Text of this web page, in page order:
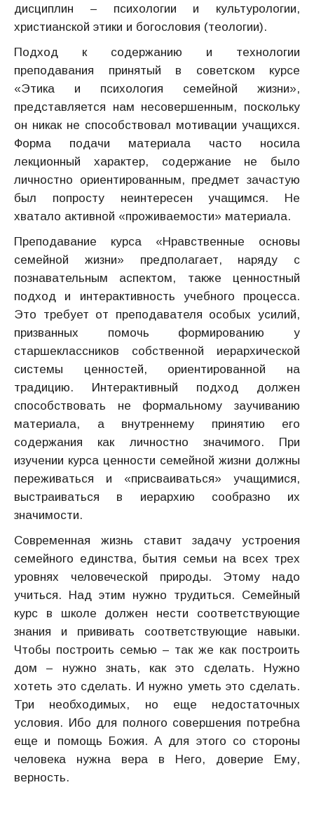
дисциплин – психологии и культурологии,
христианской этики и богословия (теологии).
Подход к содержанию и технологии
преподавания принятый в советском курсе
«Этика и психология семейной жизни»,
представляется нам несовершенным, поскольку
он никак не способствовал мотивации учащихся.
Форма подачи материала часто носила
лекционный характер, содержание не было
личностно ориентированным, предмет зачастую
был попросту неинтересен учащимся. Не
хватало активной «проживаемости» материала.
Преподавание курса «Нравственные основы
семейной жизни» предполагает, наряду с
познавательным аспектом, также ценностный
подход и интерактивность учебного процесса.
Это требует от преподавателя особых усилий,
призванных помочь формированию у
старшеклассников собственной иерархической
системы ценностей, ориентированной на
традицию. Интерактивный подход должен
способствовать не формальному заучиванию
материала, а внутреннему принятию его
содержания как личностно значимого. При
изучении курса ценности семейной жизни должны
переживаться и «присваиваться» учащимися,
выстраиваться в иерархию сообразно их
значимости.
Современная жизнь ставит задачу устроения
семейного единства, бытия семьи на всех трех
уровнях человеческой природы. Этому надо
учиться. Над этим нужно трудиться. Семейный
курс в школе должен нести соответствующие
знания и прививать соответствующие навыки.
Чтобы построить семью – так же как построить
дом – нужно знать, как это сделать. Нужно
хотеть это сделать. И нужно уметь это сделать.
Три необходимых, но еще недостаточных
условия. Ибо для полного совершения потребна
еще и помощь Божия. А для этого со стороны
человека нужна вера в Него, доверие Ему,
верность.